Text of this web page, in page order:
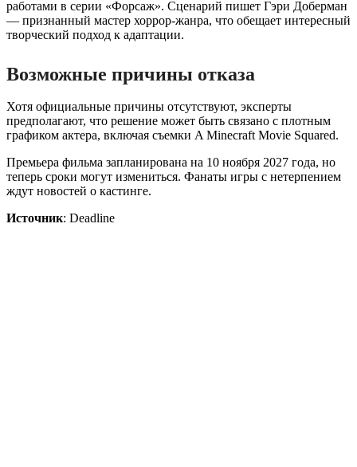
работами в серии «Форсаж». Сценарий пишет Гэри Доберман
— признанный мастер хоррор-жанра, что обещает интересный
творческий подход к адаптации.
Возможные причины отказа
Хотя официальные причины отсутствуют, эксперты
предполагают, что решение может быть связано с плотным
графиком актера, включая съемки A Minecraft Movie Squared.
Премьера фильма запланирована на 10 ноября 2027 года, но
теперь сроки могут измениться. Фанаты игры с нетерпением
ждут новостей о кастинге.
Источник: Deadline